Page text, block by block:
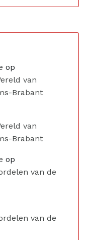
op
van
Brabant
van
Brabant
op
van de
van de